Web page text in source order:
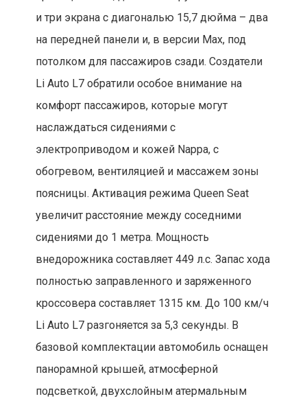
и три экрана с диагональю 15,7 дюйма – два
на передней панели и, в версии Max, под
потолком для пассажиров сзади. Создатели
Li Auto L7 обратили особое внимание на
комфорт пассажиров, которые могут
наслаждаться сидениями с
электроприводом и кожей Nappa, с
обогревом, вентиляцией и массажем зоны
поясницы. Активация режима Queen Seat
увеличит расстояние между соседними
сидениями до 1 метра. Мощность
внедорожника составляет 449 л.с. Запас хода
полностью заправленного и заряженного
кроссовера составляет 1315 км. До 100 км/ч
Li Auto L7 разгоняется за 5,3 секунды. В
базовой комплектации автомобиль оснащен
панорамной крышей, атмосферной
подсветкой, двухслойным атермальным